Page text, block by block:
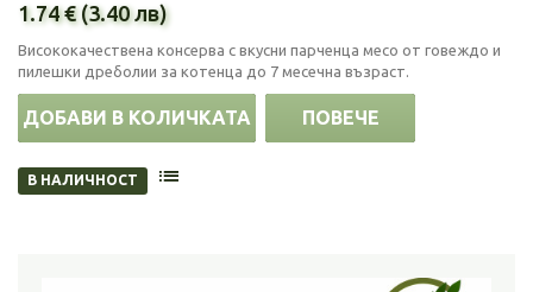
1.74 € (3.40 лв)
Висококачествена консерва с вкусни парченца месо от говеждо и
пилешки дреболии за котенца до 7 месечна възраст.
ДОБАВИ В КОЛИЧКАТА ПОВЕЧЕ
В НАЛИЧНОСТ